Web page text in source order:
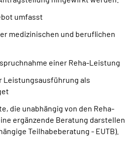
(DGS)
Kundenportal
umfasst
medizinischen und beruflichen
einer Reha-Leistung
Leistungsausführung als
die unabhängig von den Reha-
ergänzende Beratung darstellen
Teilhabeberatung - EUTB).